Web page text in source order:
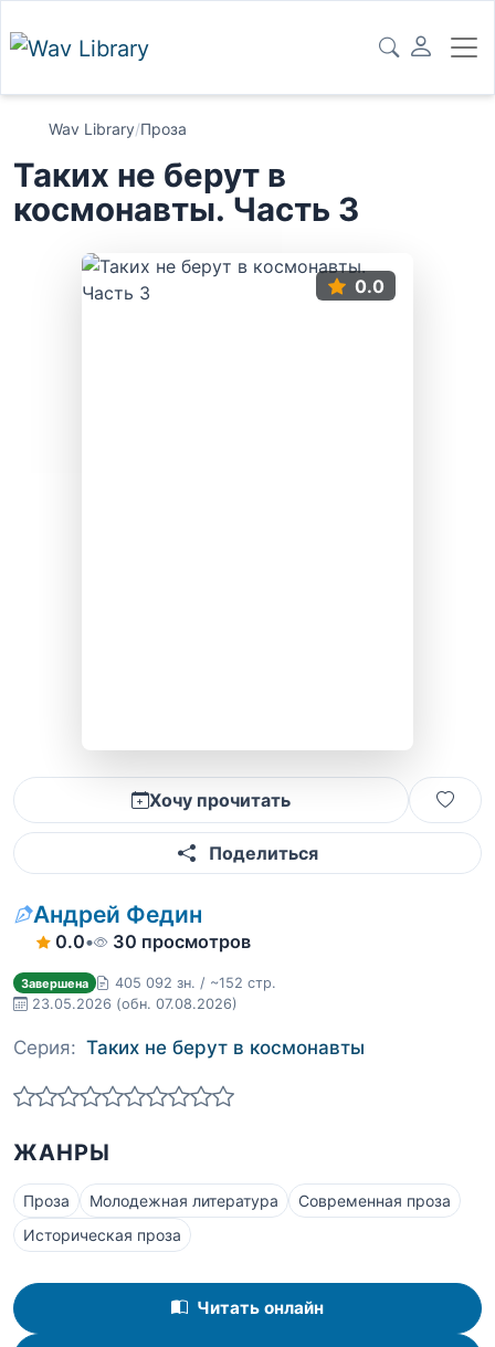
Wav Library/Проза
Таких не берут в
космонавты. Часть 3
0.0
Хочу прочитать
Поделиться
Андрей Федин
0.0• 30 просмотров
Завершена
405 092 зн. / ~152 стр.
23.05.2026 (обн. 07.08.2026)
Серия: Таких не берут в космонавты
ЖАНРЫ
Проза Молодежная литература
Современная проза
Историческая проза
Читать онлайн